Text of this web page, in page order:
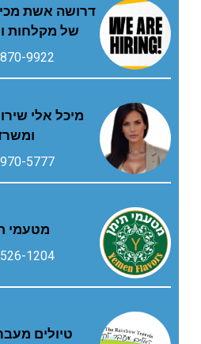
דרושה אשת
של מקלחות
9922
מיכל אלי
5777
מטעמי
1204
טיולים